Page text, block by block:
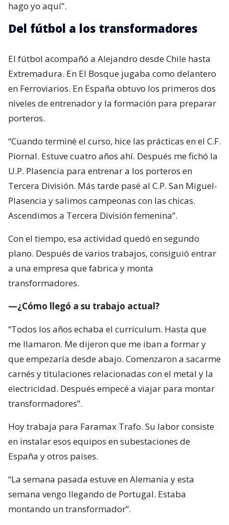
hago yo aquí”.
Del fútbol a los transformadores
El fútbol acompañó a Alejandro desde Chile hasta
Extremadura. En El Bosque jugaba como delantero
en Ferroviarios. En España obtuvo los primeros dos
niveles de entrenador y la formación para preparar
porteros.
“Cuando terminé el curso, hice las prácticas en el C.F.
Piornal. Estuve cuatro años ahí. Después me fichó la
U.P. Plasencia para entrenar a los porteros en
Tercera División. Más tarde pasé al C.P. San Miguel-
Plasencia y salimos campeonas con las chicas.
Ascendimos a Tercera División femenina”.
Con el tiempo, esa actividad quedó en segundo
plano. Después de varios trabajos, consiguió entrar
a una empresa que fabrica y monta
transformadores.
—¿Cómo llegó a su trabajo actual?
“Todos los años echaba el currículum. Hasta que
me llamaron. Me dijeron que me iban a formar y
que empezaría desde abajo. Comenzaron a sacarme
carnés y titulaciones relacionadas con el metal y la
electricidad. Después empecé a viajar para montar
transformadores”.
Hoy trabaja para Faramax Trafo. Su labor consiste
en instalar esos equipos en subestaciones de
España y otros países.
“La semana pasada estuve en Alemania y esta
semana vengo llegando de Portugal. Estaba
montando un transformador”.